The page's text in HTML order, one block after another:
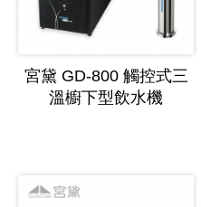
宮黛 GD-800 觸控式三
溫櫥下型飲水機